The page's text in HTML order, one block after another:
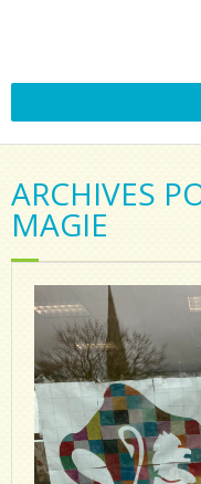
ARCHIVES
MAGIE